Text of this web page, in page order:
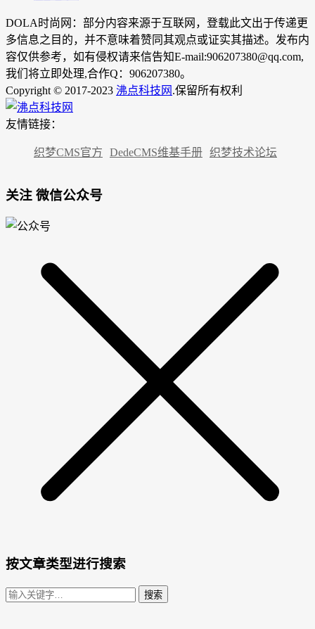
DOLA时尚网：部分内容来源于互联网，登载此文出于传递更
多信息之目的，并不意味着赞同其观点或证实其描述。发布内
容仅供参考，如有侵权请来信告知E-mail:906207380@qq.com,
我们将立即处理,合作Q：906207380。
Copyright © 2017-2023 沸点科技网 .保留所有权利
友情链接：
织梦CMS官方 DedeCMS维基手册 织梦技术论坛
关注 微信公众号
按文章类型进行搜索